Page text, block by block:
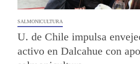
SALMONICULTURA
U. de Chile impulsa
activo en Dalcahue con